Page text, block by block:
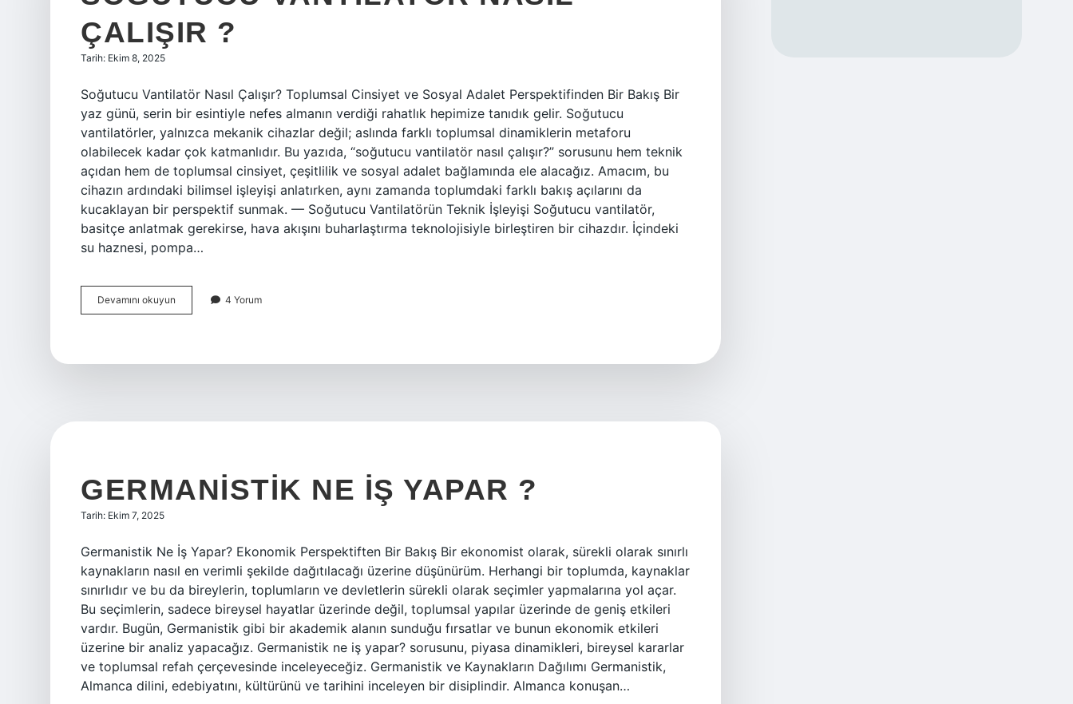
ÇALIŞIR ?
Tarih: Ekim 8, 2025
Soğutucu Vantilatör Nasıl Çalışır? Toplumsal Cinsiyet ve Sosyal Adalet Perspektifinden Bir Bakış Bir
yaz günü, serin bir esintiyle nefes almanın verdiği rahatlık hepimize tanıdık gelir. Soğutucu
vantilatörler, yalnızca mekanik cihazlar değil; aslında farklı toplumsal dinamiklerin metaforu
olabilecek kadar çok katmanlıdır. Bu yazıda, “soğutucu vantilatör nasıl çalışır?” sorusunu hem teknik
açıdan hem de toplumsal cinsiyet, çeşitlilik ve sosyal adalet bağlamında ele alacağız. Amacım, bu
cihazın ardındaki bilimsel işleyişi anlatırken, aynı zamanda toplumdaki farklı bakış açılarını da
kucaklayan bir perspektif sunmak. — Soğutucu Vantilatörün Teknik İşleyişi Soğutucu vantilatör,
basitçe anlatmak gerekirse, hava akışını buharlaştırma teknolojisiyle birleştiren bir cihazdır. İçindeki
su haznesi, pompa…
Devamını okuyun Soğutucu
vantilatör
4 Yorum
GERMANISTIK NE IŞ YAPAR ?
Tarih: Ekim 7, 2025
Germanistik Ne İş Yapar? Ekonomik Perspektiften Bir Bakış Bir ekonomist olarak, sürekli olarak sınırlı
kaynakların nasıl en verimli şekilde dağıtılacağı üzerine düşünürüm. Herhangi bir toplumda, kaynaklar
sınırlıdır ve bu da bireylerin, toplumların ve devletlerin sürekli olarak seçimler yapmalarına yol açar.
Bu seçimlerin, sadece bireysel hayatlar üzerinde değil, toplumsal yapılar üzerinde de geniş etkileri
vardır. Bugün, Germanistik gibi bir akademik alanın sunduğu fırsatlar ve bunun ekonomik etkileri
üzerine bir analiz yapacağız. Germanistik ne iş yapar? sorusunu, piyasa dinamikleri, bireysel kararlar
ve toplumsal refah çerçevesinde inceleyeceğiz. Germanistik ve Kaynakların Dağılımı Germanistik,
Almanca dilini, edebiyatını, kültürünü ve tarihini inceleyen bir disiplindir. Almanca konuşan…